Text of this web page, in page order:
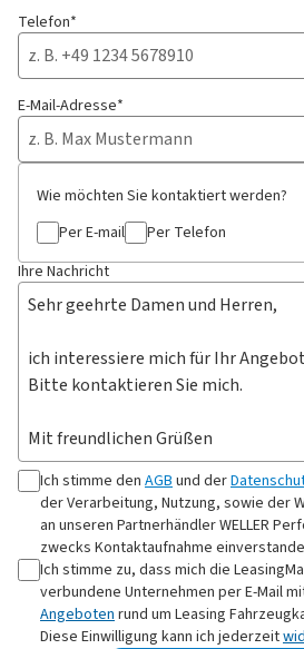
Telefon*
E-Mail-Adresse*
Wie möchten Sie kontaktiert werden?
Per E-mail
Per Telefon
Ihre Nachricht
Ich stimme den AGBund der
der Verarbeitung, Nutzung, sowie der
an unseren Partnerhändler WELLER
zwecks Kontaktaufnahme
Ich stimme zu, dass mich die
verbundene Unternehmen per E-Mail
Angebotenrund um Leasing
Diese Einwilligung kann ich jederzeit